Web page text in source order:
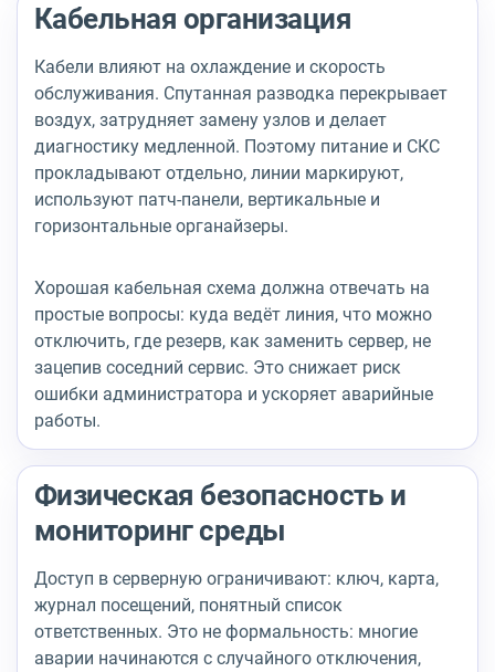
Кабельная организация
Кабели влияют на охлаждение и скорость
обслуживания. Спутанная разводка перекрывает
воздух, затрудняет замену узлов и делает
диагностику медленной. Поэтому питание и СКС
прокладывают отдельно, линии маркируют,
используют патч-панели, вертикальные и
горизонтальные органайзеры.
Хорошая кабельная схема должна отвечать на
простые вопросы: куда ведёт линия, что можно
отключить, где резерв, как заменить сервер, не
зацепив соседний сервис. Это снижает риск
ошибки администратора и ускоряет аварийные
работы.
Физическая безопасность и
мониторинг среды
Доступ в серверную ограничивают: ключ, карта,
журнал посещений, понятный список
ответственных. Это не формальность: многие
аварии начинаются с случайного отключения,